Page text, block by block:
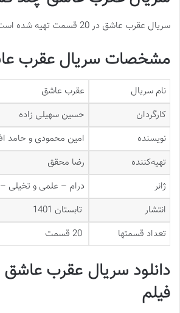
سریال عقرب عاشق در 20 قسمت تهیه شده است.
مشخصات سریال عقرب
نام سریال
عقرب عاشق
کارگردان
حسین سهیلی زاده
نویسنده
امین محمودی و حامد
تهیه‌کننده
رضا محقق
ژانر
درام – علمی و تخیلی –
انتشار
تابستان 1401
تعداد قسمت‎ها
دانلود سریال عقرب
فیلم